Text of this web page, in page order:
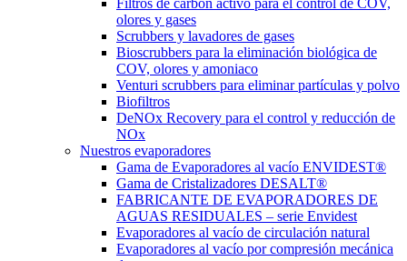
Filtros de carbón activo para el control de COV,
olores y gases
Scrubbers y lavadores de gases
Bioscrubbers para la eliminación biológica de
COV, olores y amoniaco
Venturi scrubbers para eliminar partículas y polvo
Biofiltros
DeNOx Recovery para el control y reducción de
NOx
Nuestros evaporadores
Gama de Evaporadores al vacío ENVIDEST®
Gama de Cristalizadores DESALT®
FABRICANTE DE EVAPORADORES DE
AGUAS RESIDUALES – serie Envidest
Evaporadores al vacío de circulación natural
Evaporadores al vacío por compresión mecánica